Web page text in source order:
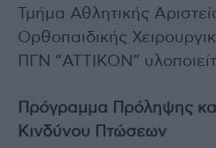
Τμήμα Αθλητικής
Ορθοπαιδικής
ΠΓΝ “ATTIKON”
Πρόγραμμα Πρόληψης
Κινδύνου Πτώσεων